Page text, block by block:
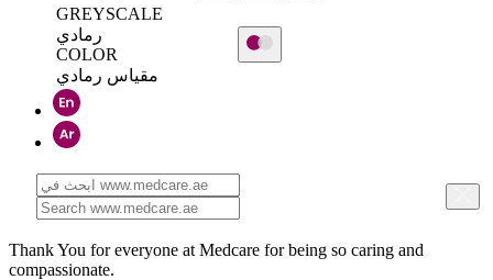
GREYSCALE
رمادي
COLOR
مقياس رمادي
Thank You for everyone at Medcare for being so caring and
compassionate.